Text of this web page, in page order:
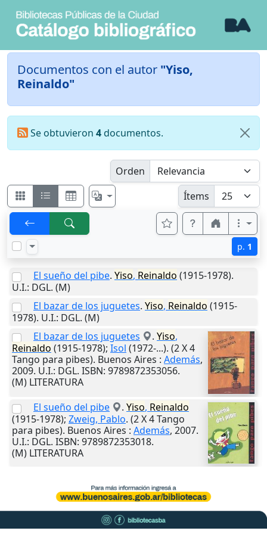
Documentos con el autor "Yiso,
Reinaldo"
Se obtuvieron 4documentos.
Orden
Ítems
p. 1
El sueño del pibe. Yiso, Reinaldo (1915-1978).
U.I.: DGL. (M)
El bazar de los juguetes. Yiso, Reinaldo (1915-
1978). U.I.: DGL. (M)
El bazar de los juguetes
. Yiso,
Reinaldo (1915-1978); Isol (1972-...). (2 X 4
Tango para pibes). Buenos Aires : Además,
2009. U.I.: DGL. ISBN: 9789872353056.
(M) LITERATURA
El sueño del pibe
. Yiso, Reinaldo
(1915-1978); Zweig, Pablo. (2 X 4 Tango
para pibes). Buenos Aires : Además, 2007.
U.I.: DGL. ISBN: 9789872353018.
(M) LITERATURA